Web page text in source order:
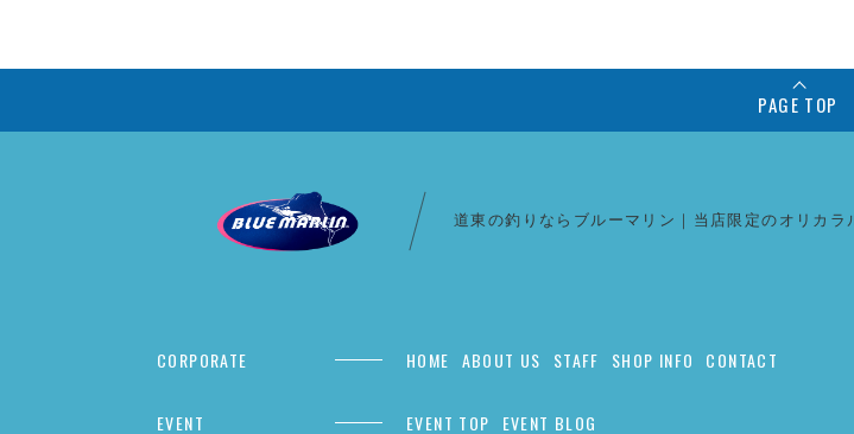
PAGE TOP
道東の釣りならブルーマリン｜当店限定のオリカラ
CORPORATE HOME ABOUT US STAFF SHOP INFO CONTACT
EVENT EVENT TOP EVENT BLOG